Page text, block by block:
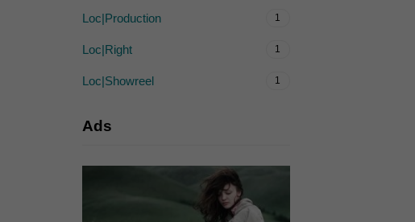
Loc|Production 1
Loc|Right 1
Loc|Showreel 1
Ads